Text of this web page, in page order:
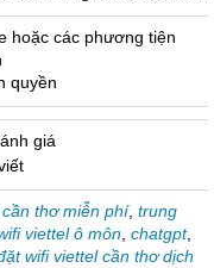
hoặc các phương tiện
quyền
giá
thơ miễn phí, trung
viettel ô môn chatgpt,
wifi viettel cần thơ dịch